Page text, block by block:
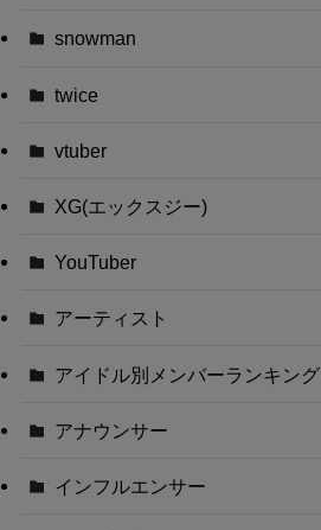
snowman
twice
vtuber
XG(エックスジー)
YouTuber
アーティスト
アイドル別メンバーランキング
アナウンサー
インフルエンサー